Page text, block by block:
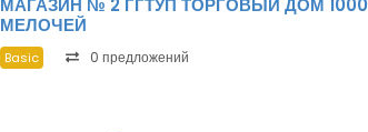
МЕЛОЧЕЙ
Basic 0 предложений